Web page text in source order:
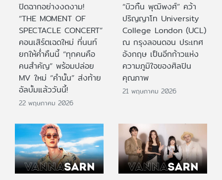
ปิดฉากอย่างงดงาม!
“THE MOMENT OF
SPECTACLE CONCERT”
คอนเสิร์ตเฉดใหม่ ที่นนท์
ยกให้ค่ำคืนนี้ “ทุกคนคือ
คนสำคัญ” พร้อมปล่อย
MV ใหม่ “คำนั้น” ส่งท้าย
อัลบั้มแล้ววันนี้!
22 พฤษภาคม 2026
“บิวกิ้น พุฒิพงศ์” คว้า
ปริญญาโท University
College London (UCL)
ณ กรุงลอนดอน ประเทศ
อังกฤษ เป็นอีกก้าวแห่ง
ความภูมิใจของศิลปิน
คุณภาพ
21 พฤษภาคม 2026